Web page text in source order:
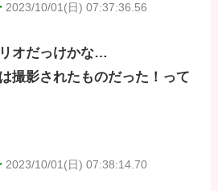
2023/10/01(日) 07:37:36.56
オだっけかな…
撮影されたものだった！って
2023/10/01(日) 07:38:14.70